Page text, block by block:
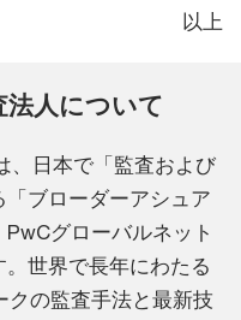
以上
人について
、日本で「監査および
ブローダーアシュア
グローバルネット
世界で長年にわたる
クの監査手法と最新技